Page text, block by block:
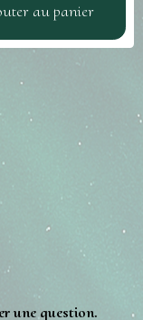
au panier
une question.